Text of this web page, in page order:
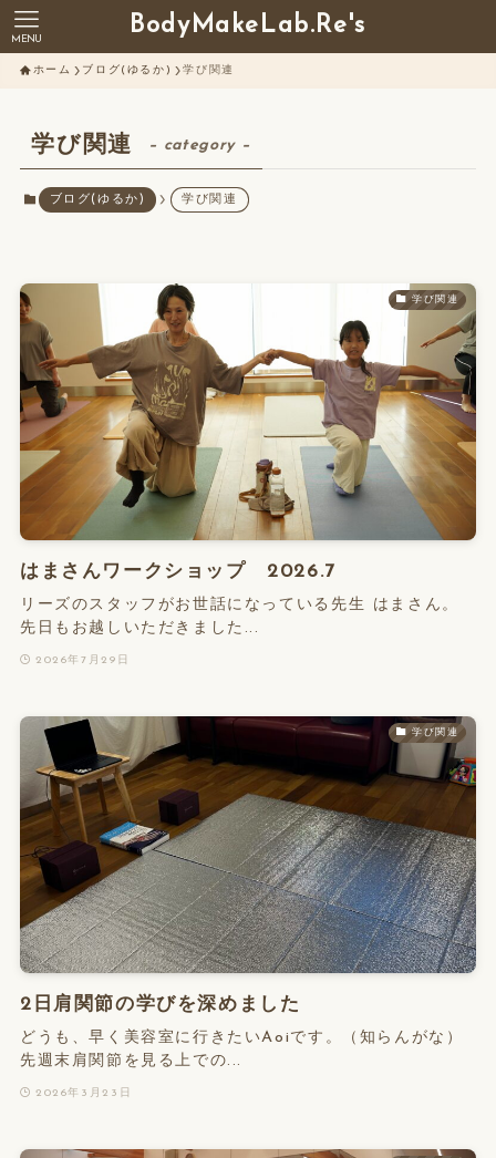
BodyMakeLab.Re's
MENU
ホーム ブログ(ゆるか) 学び関連
学び関連 – category –
ブログ(ゆるか) 学び関連
学び関連
はまさんワークショップ 2026.7
リーズのスタッフがお世話になっている先生 はまさん。
先日もお越しいただきました...
2026年7月29日
学び関連
2日肩関節の学びを深めました
どうも、早く美容室に行きたいAoiです。（知らんがな）
先週末肩関節を見る上での...
2026年3月23日